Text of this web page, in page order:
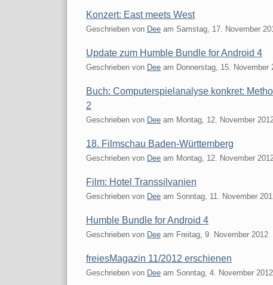
Konzert: East meets West
Geschrieben von Dee am Samstag, 17. November
Update zum Humble Bundle for Android 4
Geschrieben von Dee am Donnerstag, 15. November
Buch: Computerspielanalyse konkret:
2
Geschrieben von Dee am Montag, 12. November
18. Filmschau Baden-Württemberg
Geschrieben von Dee am Montag, 12. November
Film: Hotel Transsilvanien
Geschrieben von Dee am Sonntag, 11. November
Humble Bundle for Android 4
Geschrieben von Dee am Freitag, 9. November 2012
freiesMagazin 11/2012 erschienen
Geschrieben von Dee am Sonntag, 4. November 2012